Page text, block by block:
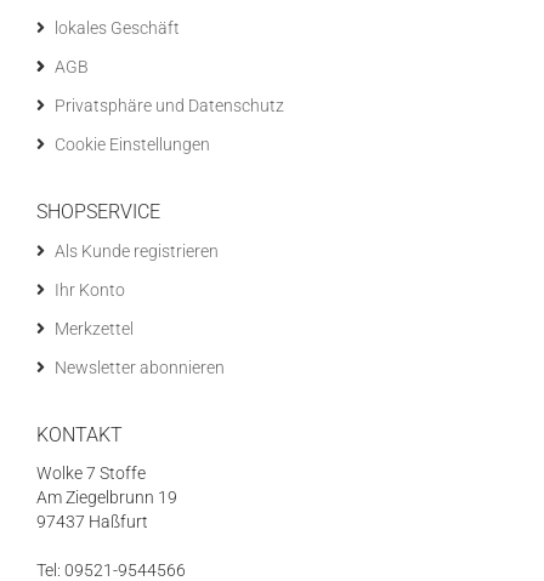
lokales Geschäft
AGB
Privatsphäre und Datenschutz
Cookie Einstellungen
SHOPSERVICE
Als Kunde registrieren
Ihr Konto
Merkzettel
Newsletter abonnieren
KONTAKT
Wolke 7 Stoffe
Am Ziegelbrunn 19
97437 Haßfurt
Tel: 09521-9544566